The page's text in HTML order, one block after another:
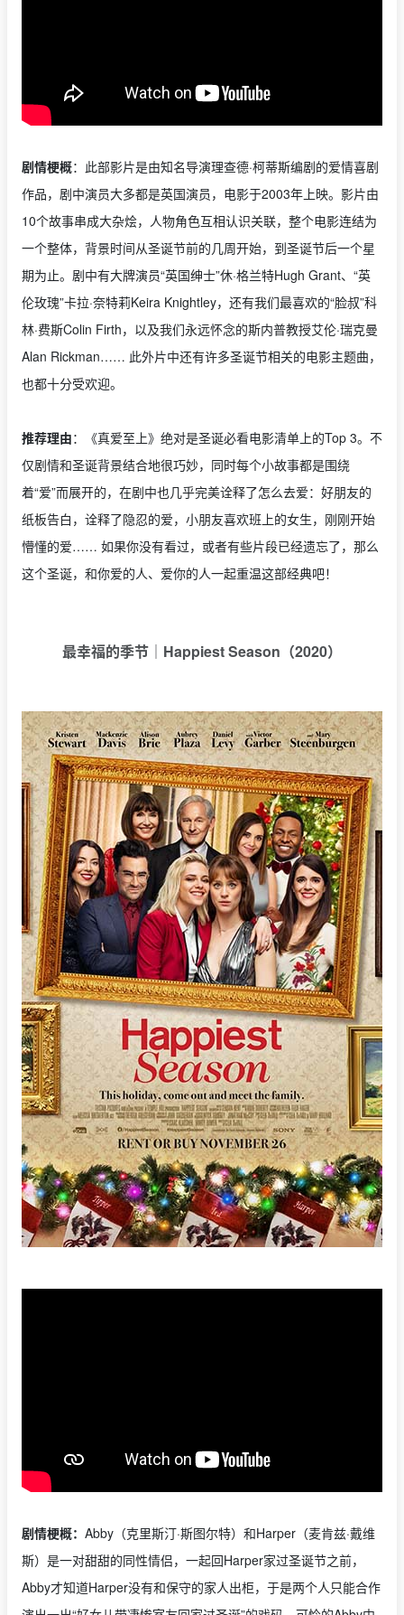
剧情梗概：此部影片是由知名导演理查德·柯蒂斯编剧的爱情喜剧
作品，剧中演员大多都是英国演员，电影于2003年上映。影片由
10个故事串成大杂烩，人物角色互相认识关联，整个电影连结为
一个整体，背景时间从圣诞节前的几周开始，到圣诞节后一个星
期为止。剧中有大牌演员“英国绅士”休·格兰特Hugh Grant、“英
伦玫瑰”卡拉·奈特莉Keira Knightley，还有我们最喜欢的“脸叔”科
林·费斯Colin Firth，以及我们永远怀念的斯内普教授艾伦·瑞克曼
Alan Rickman…… 此外片中还有许多圣诞节相关的电影主题曲，
也都十分受欢迎。
推荐理由：《真爱至上》绝对是圣诞必看电影清单上的Top 3。不
仅剧情和圣诞背景结合地很巧妙，同时每个小故事都是围绕
着“爱”而展开的，在剧中也几乎完美诠释了怎么去爱：好朋友的
纸板告白，诠释了隐忍的爱，小朋友喜欢班上的女生，刚刚开始
懵懂的爱…… 如果你没有看过，或者有些片段已经遗忘了，那么
这个圣诞，和你爱的人、爱你的人一起重温这部经典吧！
最幸福的季节｜Happiest Season（2020）
剧情梗概： Abby（克里斯汀·斯图尔特）和Harper（麦肯兹·戴维
斯）是一对甜甜的同性情侣，一起回Harper家过圣诞节之前，
Abby才知道Harper没有和保守的家人出柜，于是两个人只能合作